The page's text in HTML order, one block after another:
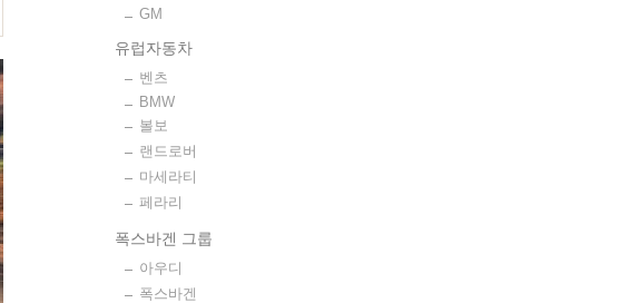
GM
유럽자동차
벤츠
BMW
볼보
랜드로버
마세라티
페라리
폭스바겐 그룹
아우디
폭스바겐